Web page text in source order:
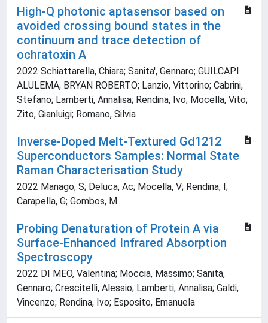
High-Q photonic aptasensor based on
avoided crossing bound states in the
continuum and trace detection of
ochratoxin A
2022 Schiattarella, Chiara; Sanita', Gennaro; GUILCAPI
ALULEMA, BRYAN ROBERTO; Lanzio, Vittorino; Cabrini,
Stefano; Lamberti, Annalisa; Rendina, Ivo; Mocella, Vito;
Zito, Gianluigi; Romano, Silvia
Inverse-Doped Melt-Textured Gd1212
Superconductors Samples: Normal State
Raman Characterisation Study
2022 Manago, S; Deluca, Ac; Mocella, V; Rendina, I;
Carapella, G; Gombos, M
Probing Denaturation of Protein A via
Surface-Enhanced Infrared Absorption
Spectroscopy
2022 DI MEO, Valentina; Moccia, Massimo; Sanita,
Gennaro; Crescitelli, Alessio; Lamberti, Annalisa; Galdi,
Vincenzo; Rendina, Ivo; Esposito, Emanuela